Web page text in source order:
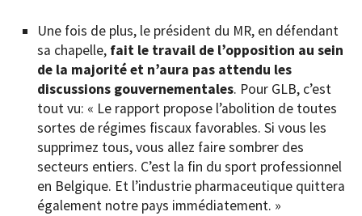
Une fois de plus, le président du MR, en défendant
sa chapelle, fait le travail de l’opposition au sein
de la majorité et n’aura pas attendu les
discussions gouvernementales. Pour GLB, c’est
tout vu: « Le rapport propose l’abolition de toutes
sortes de régimes fiscaux favorables. Si vous les
supprimez tous, vous allez faire sombrer des
secteurs entiers. C’est la fin du sport professionnel
en Belgique. Et l’industrie pharmaceutique quittera
également notre pays immédiatement. »